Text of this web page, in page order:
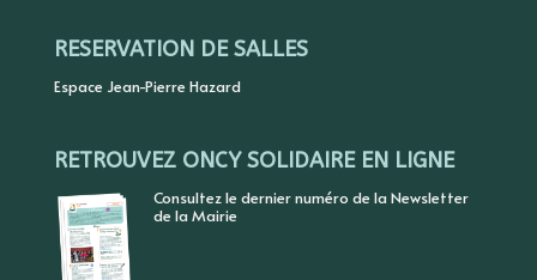
RESERVATION DE SALLES
Espace Jean-Pierre Hazard
RETROUVEZ ONCY SOLIDAIRE EN LIGNE
Consultez le dernier numéro de la Newsletter
de la Mairie